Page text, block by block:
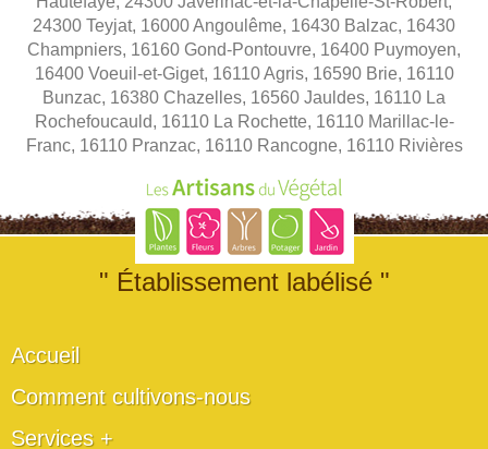
24300 Teyjat, 16000 Angoulême, 16430 Balzac, 16430
Champniers, 16160 Gond-Pontouvre, 16400 Puymoyen,
16400 Voeuil-et-Giget, 16110 Agris, 16590 Brie, 16110
Bunzac, 16380 Chazelles, 16560 Jauldes, 16110 La
Rochefoucauld, 16110 La Rochette, 16110 Marillac-le-
Franc, 16110 Pranzac, 16110 Rancogne, 16110 Rivières
" Établissement labélisé "
Accueil
Comment cultivons-nous
Services +